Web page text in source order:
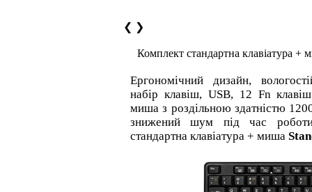
❮ ❯
Комплект стандартна клавіатура +
Ергономічний дизайн,
набір клавіш, USB, 12 Fn
миша з роздільною здатністю
знижений шум під час
стандартна клавіатура + миша